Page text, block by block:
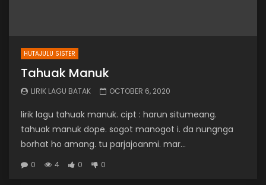
HUTAJULU SISTER
Tahuak Manuk
LIRIK LAGU BATAK OCTOBER 6, 2020
lirik lagu tahuak manuk. cipt : harun situmeang.
tahuak manuk dope. sogot manogot i. da nungnga
borhat ho amang. tu parjajoanmi. mar...
0 4 0 0